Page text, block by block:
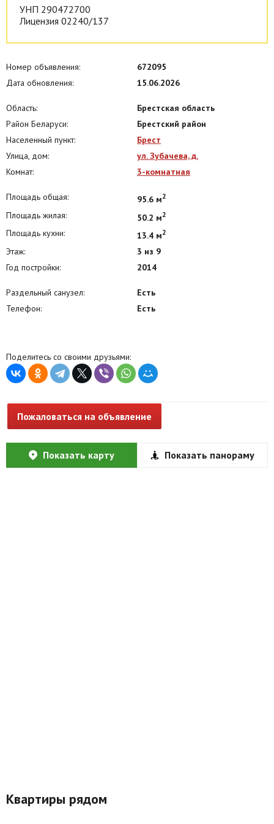
20.10.2006 г., договор на оказание риэлтерских услуг №17/2 от
14.07.2023 г.
УНП 290472700
Лицензия 02240/137
Номер объявления:
672095
Дата обновления:
15.06.2026
Область:
Брестская область
Район Беларуси:
Брестский район
Населенный пункт:
Брест
Улица, дом:
ул. Зубачева, д.
Комнат:
3-комнатная
Площадь общая: 95.6 м2
Площадь жилая: 50.2 м2
Площадь кухни: 13.4 м2
Этаж:
3 из 9
Год постройки:
2014
Раздельный санузел:
Есть
Телефон:
Есть
Поделитесь со своими друзьями:
Пожаловаться на объявление
Показать карту Показать панораму
Квартиры рядом